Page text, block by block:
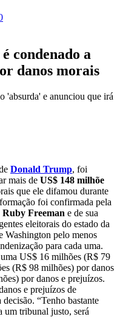
condenado a
danos morais
'absurda' e anunciou que irá
Donald Trump, foi
mais de US$ 148 milhõe
que ele difamou durante
foi confirmada pela
Ruby Freeman e de sua
eleitorais do estado da
Washington pelo menos
para cada uma.
US$ 16 milhões (R$ 79
(R$ 98 milhões) por danos
por danos e prejuízos.
e prejuízos de
“Tenho bastante
um tribunal justo, será